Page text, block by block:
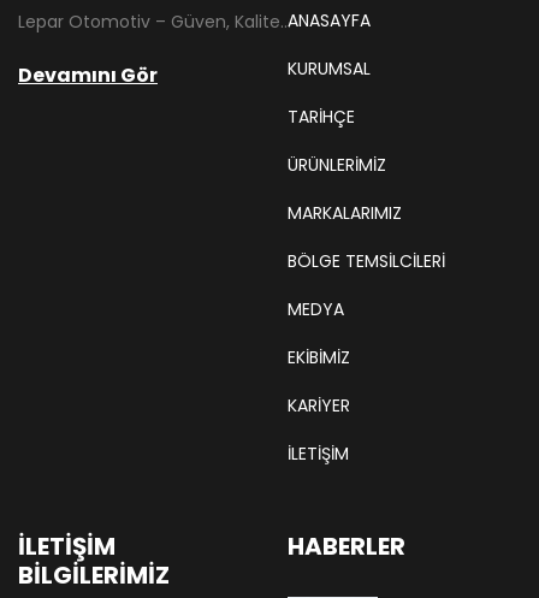
Lepar Otomotiv – Güven, Kalite ve İstikrarın Adresi Lepar Otomotiv, Türkiye’nin otomotiv yedek parça sektöründe köklü bir geçmişe sahip, yenilikçi ve öncü firmalarından biridir. 1966 yılında Hüsnü Leblebici tarafından Tokat’ta mütevazı bir girişim olarak kurulan firmamız, ilk etapta Ford kamyonları, Ford Otosan minibüsleri ve Anadol marka araçların ünite ve yedek parçalarının satışını gerçekleştirerek sektöre adım atmıştır.
Devamını Gör
ANASAYFA
KURUMSAL
TARIHÇE
ÜRÜNLERİMİZ
MARKALARIMIZ
BÖLGE TEMSILCILERI
MEDYA
EKIBIMIZ
KARIYER
İLETİŞİM
İLETIŞIM
BILGILERIMIZ
HABERLER